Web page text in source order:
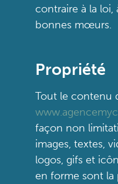
contraire à la loi,
bonnes mœurs.
Propriété
Tout le contenu
façon non
images, textes,
logos, gifs et
en forme sont la